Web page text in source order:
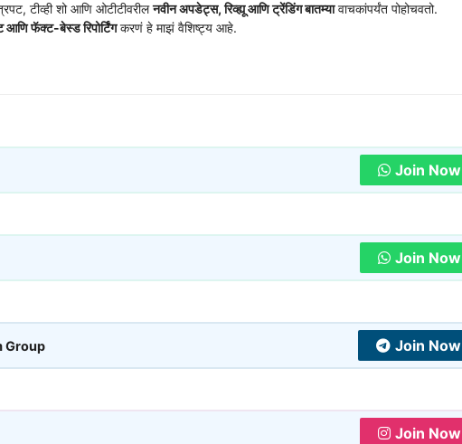
टीव्ही शो आणि ओटीटीवरीलनवीन अपडेट्स, रिव्ह्यू आणि ट्रेंडिंग बातम्यावाचकांपर्यंत पोहोचवतो.
आणि फॅक्ट-बेस्ड रिपोर्टिंगकरणं हे माझं वैशिष्ट्य आहे.
Join Now
Join Now
Group Join Now
Join Now